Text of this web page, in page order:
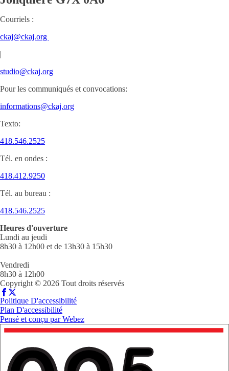
Courriels :
ckaj@ckaj.org
|
studio@ckaj.org
Pour les communiqués et convocations:
informations@ckaj.org
Texto:
418.546.2525
Tél. en ondes :
418.412.9250
Tél. au bureau :
418.546.2525
Heures d'ouverture
Lundi au jeudi
8h30 à 12h00 et de 13h30 à 15h30
Vendredi
8h30 à 12h00
Copyright © 2026 Tout droits réservés
Politique D'accessibilité
Plan D'accessibilité
Pensé et conçu parWebez